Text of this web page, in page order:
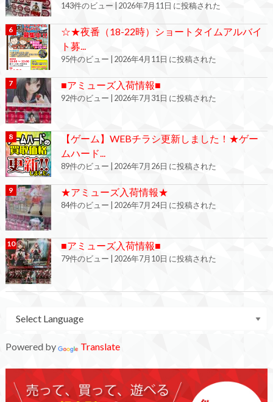
143件のビュー 2026年7月11日 に投稿された
☆★夜番（18-22時）ショートタイムアルバイ
ト募...
95件のビュー 2026年4月11日 に投稿された
■アミューズ入荷情報■
92件のビュー 2026年7月31日 に投稿された
【ゲーム】WEBチラシ更新しました！★ゲー
ムハード...
89件のビュー 2026年7月26日 に投稿された
★アミューズ入荷情報★
84件のビュー 2026年7月24日 に投稿された
■アミューズ入荷情報■
79件のビュー 2026年7月10日 に投稿された
Powered by Translate